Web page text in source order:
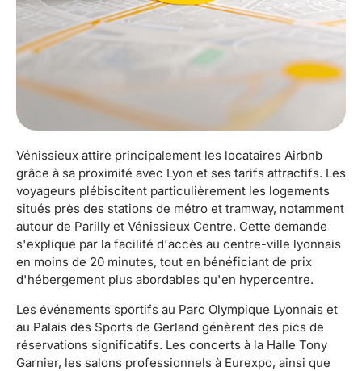
Vénissieux attire principalement les locataires Airbnb
grâce à sa proximité avec Lyon et ses tarifs attractifs. Les
voyageurs plébiscitent particulièrement les logements
situés près des stations de métro et tramway, notamment
autour de Parilly et Vénissieux Centre. Cette demande
s'explique par la facilité d'accès au centre-ville lyonnais
en moins de 20 minutes, tout en bénéficiant de prix
d'hébergement plus abordables qu'en hypercentre.
Les événements sportifs au Parc Olympique Lyonnais et
au Palais des Sports de Gerland génèrent des pics de
réservations significatifs. Les concerts à la Halle Tony
Garnier, les salons professionnels à Eurexpo, ainsi que